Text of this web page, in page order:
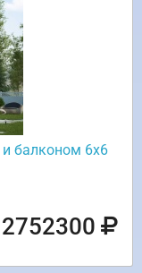
балконом 6х6